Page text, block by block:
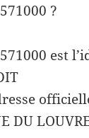
?
est
DU